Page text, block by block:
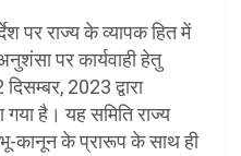
पर राज्य के व्यापक हित में
पर कार्यवाही हेतु
2023 द्वारा
है। यह समिति राज्य
भू-कानून के प्रारूप के साथ ही